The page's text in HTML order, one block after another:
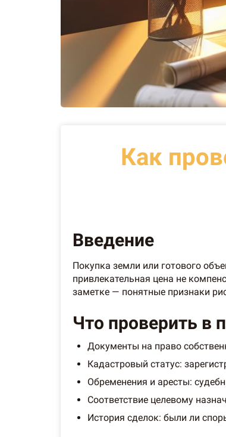
Как
Введение
Покупка земли или готового
привлекательная цена не
заметке — понятные признаки
Что проверить в
Документы на право
Кадастровый статус:
Обременения и аресты:
Соответствие целевому
История сделок: были ли